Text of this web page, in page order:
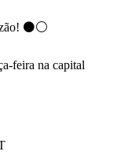
⚫⚪
feira na capital